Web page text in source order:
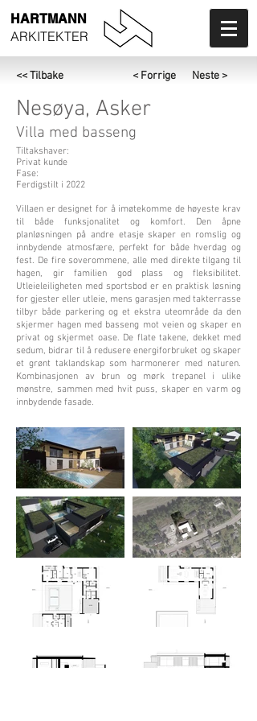
HARTMANN
ARKITEKTER
<< Tilbake < Forrige Neste >
Nesøya, Asker
Villa med basseng
Tiltakshaver:
Privat kunde
Fase:
Ferdigstilt i 2022
Villaen er designet for å imøtekomme de høyeste krav
til både funksjonalitet og komfort. Den åpne
planløsningen på andre etasje skaper en romslig og
innbydende atmosfære, perfekt for både hverdag og
fest. De fire soverommene, alle med direkte tilgang til
hagen, gir familien god plass og fleksibilitet.
Utleieleiligheten med sportsbod er en praktisk løsning
for gjester eller utleie, mens garasjen med takterrasse
tilbyr både parkering og et ekstra uteområde da den
skjermer hagen med basseng mot veien og skaper en
privat og skjermet oase. De flate takene, dekket med
sedum, bidrar til å redusere energiforbruket og skaper
et grønt taklandskap som harmonerer med naturen.
Kombinasjonen av brun og mørk trepanel i ulike
mønstre, sammen med hvit puss, skaper en varm og
innbydende fasade.